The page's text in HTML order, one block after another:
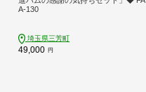
A-130
埼玉県三芳町
49,000 円